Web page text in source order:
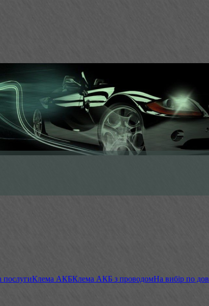
послугиКлема АКБКлема АКБ з проводомНа вибір по